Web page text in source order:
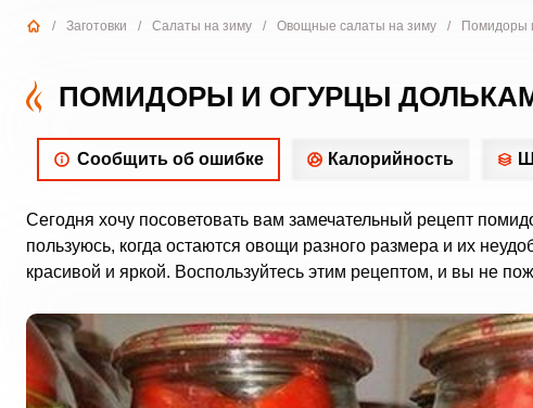
/ Заготовки / Салаты на зиму / Овощные салаты на зиму / Помидоры
ПОМИДОРЫ И ОГУРЦЫ
Сообщить об ошибке Калорийность
Сегодня хочу посоветовать вам замечательный рецепт
пользуюсь, когда остаются овощи разного размера и их
красивой и яркой. Воспользуйтесь этим рецептом, и вы не